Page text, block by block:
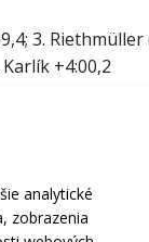
analytické
zobrazenia
3.
+4:00,2
(Švýc.)
pro senzační
jsem to
„Všechno jsem